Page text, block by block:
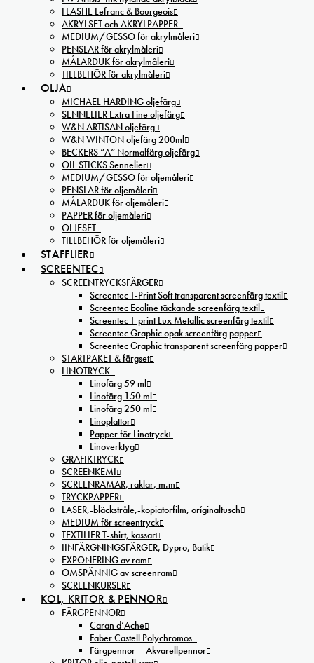
FLASHE Lefranc & Bourgeois
AKRYLSET och AKRYLPAPPER
MEDIUM/GESSO för akrylmåleri
PENSLAR för akrylmåleri
MÅLARDUK för akrylmåleri
TILLBEHÖR för akrylmåleri
OLJA
MICHAEL HARDING oljefärg
SENNELIER Extra Fine oljefärg
W&N ARTISAN oljefärg
W&N WINTON oljefärg 200ml
BECKERS ”A” Normalfärg oljefärg
OIL STICKS Sennelier
MEDIUM/GESSO för oljemåleri
PENSLAR för oljemåleri
MÅLARDUK för oljemåleri
PAPPER för oljemåleri
OLJESET
TILLBEHÖR för oljemåleri
STAFFLIER
SCREENTEC
SCREENTRYCKSFÄRGER
Screentec T-Print Soft transparent screenfärg textil
Screentec Ecoline täckande screenfärg textil
Screentec T-print Lux Metallic screenfärg textil
Screentec Graphic opak screenfärg papper
Screentec Graphic transparent screenfärg papper
STARTPAKET & färgset
LINOTRYCK
Linofärg 59 ml
Linofärg 150 ml
Linofärg 250 ml
Linoplattor
Papper för Linotryck
Linoverktyg
GRAFIKTRYCK
SCREENKEMI
SCREENRAMAR, raklar, m.m
TRYCKPAPPER
LASER,-bläckstråle,-kopiatorfilm, oríginaltusch
MEDIUM för screentryck
TEXTILIER T-shirt, kassar
IINFÄRGNINGSFÄRGER, Dypro, Batik
EXPONERING av ram
OMSPÄNNIG av screenram
SCREENKURSER
KOL, KRITOR & PENNOR
FÄRGPENNOR
Caran d’Ache
Faber Castell Polychromos
Färgpennor – Akvarellpennor